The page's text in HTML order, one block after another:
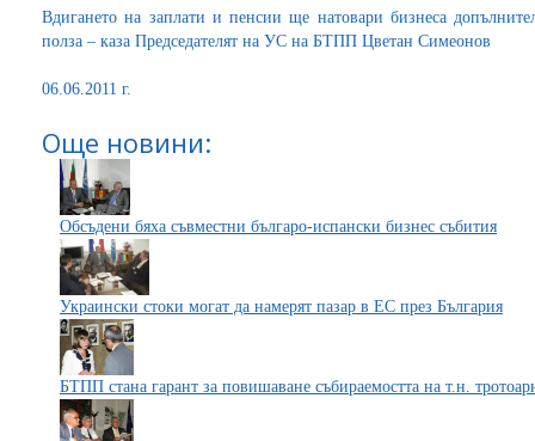
Вдигането на заплати и пенсии ще натовари бизнеса
полза – каза Председателят на УС на БТПП Цветан Симеонов
06.06.2011 г.
Още новини:
Обсъдени бяха съвместни българо-испански бизнес събития
Украински стоки могат да намерят пазар в ЕС през България
БТПП стана гарант за повишаване събираемостта на т.н.